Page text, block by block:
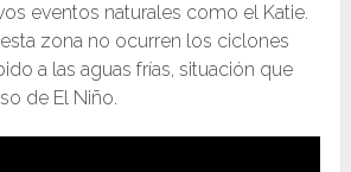
eventos naturales como el Katie.
zona no ocurren los ciclones
a las aguas frías, situación que
de El Niño.